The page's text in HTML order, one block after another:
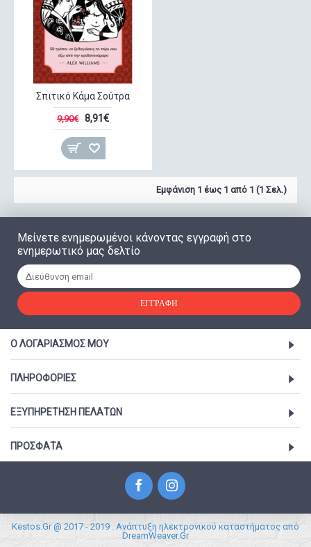
Σπιτικό Κάμα Σούτρα
9,90€ 8,91€
Εμφάνιση 1 έως 1 από 1 (1 Σελ.)
Μείνετε ενημερωμένοι κάνοντας εγγραφή στο
ενημερωτικό μας δελτίο
ΕΓΓΡΑΦΉ
Ο ΛΟΓΑΡΙΑΣΜΌΣ ΜΟΥ
ΠΛΗΡΟΦΟΡΊΕΣ
ΕΞΥΠΗΡΈΤΗΣΗ ΠΕΛΑΤΏΝ
ΠΡΟΣΦΑΤΑ
Kestos.Gr @ 2017 - 2019 . Ανάπτυξη ηλεκτρονικού καταστήματος από
DreamWeaver.Gr